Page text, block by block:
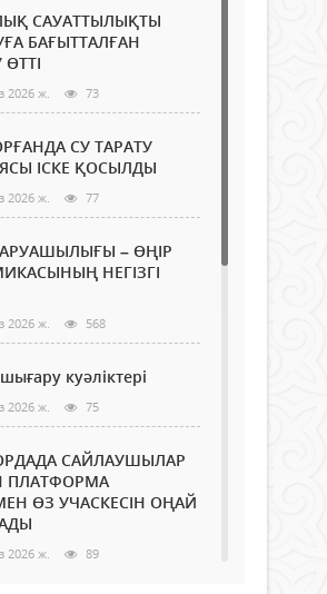
САУАТТЫЛЫҚТЫ
БАҒЫТТАЛҒАН
2026 ж. 73
СУ ТАРАТУ
ІСКЕ ҚОСЫЛДЫ
2026 ж. 77
– ӨҢІР
НЕГІЗГІ
2026 ж. 568
куәліктері
2026 ж. 75
САЙЛАУШЫЛАР
ПЛАТФОРМА
ӨЗ УЧАСКЕСІН ОҢАЙ
2026 ж. 89